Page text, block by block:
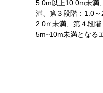
5.0m以上10.0m未満
満、第３段階：1.0
2.0ｍ未満、第４段
5m~10m未満となる